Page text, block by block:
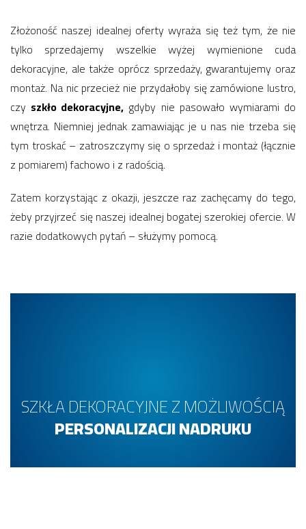
Złożoność naszej idealnej oferty wyraża się też tym, że nie
tylko sprzedajemy wszelkie wyżej wymienione cuda
dekoracyjne, ale także oprócz sprzedaży, gwarantujemy oraz
montaż. Na nic przecież nie przydałoby się zamówione lustro,
czy szkło dekoracyjne, gdyby nie pasowało wymiarami do
wnętrza. Niemniej jednak zamawiając je u nas nie trzeba się
tym troskać – zatroszczymy się o sprzedaż i montaż (łącznie
z pomiarem) fachowo i z radością.
Zatem korzystając z okazji, jeszcze raz zachęcamy do tego,
żeby przyjrzeć się naszej idealnej bogatej szerokiej ofercie. W
razie dodatkowych pytań – służymy pomocą.
SZKŁA DEKORACYJNE Z MOŻLIWOŚCIĄ
PERSONALIZACJI NADRUKU